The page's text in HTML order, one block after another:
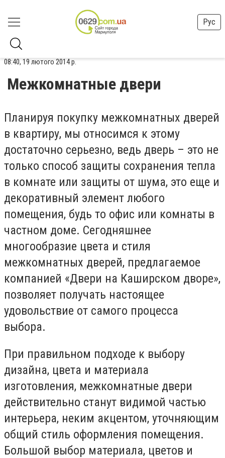
Рус
08:40, 19 лютого 2014 р.
Межкомнатные двери
Планируя покупку межкомнатных дверей
в квартиру, мы относимся к этому
достаточно серьезно, ведь дверь – это не
только способ защиты сохранения тепла
в комнате или защиты от шума, это еще и
декоративный элемент любого
помещения, будь то офис или комнаты в
частном доме. Сегодняшнее
многообразие цвета и стиля
межкомнатных дверей, предлагаемое
компанией «Двери на Каширском дворе»,
позволяет получать настоящее
удовольствие от самого процесса
выбора.
При правильном подходе к выбору
дизайна, цвета и материала
изготовления, межкомнатные двери
действительно станут видимой частью
интерьера, неким акцентом, уточняющим
общий стиль оформления помещения.
Большой выбор материала, цветов и